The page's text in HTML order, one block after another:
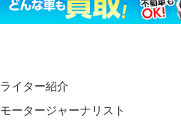
ライター紹介
モータージャーナリスト